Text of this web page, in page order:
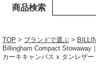
商品検索
TOP > ブランドで選ぶ >
Billingham Compact Stowaway
カーキキャンバス x タンレザー